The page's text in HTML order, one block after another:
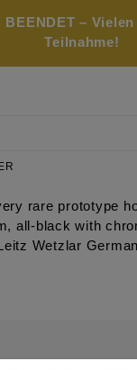
BEENDET –
Teilnahme!
rare prototype
all-black with
Wetzlar